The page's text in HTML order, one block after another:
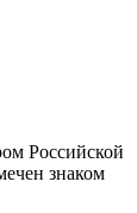
Российской
знаком